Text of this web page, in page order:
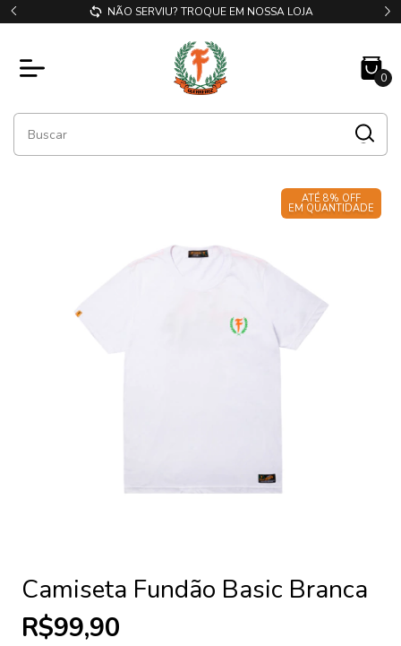
NÃO SERVIU? TROQUE EM NOSSA LOJA
0
ATÉ 8% OFF
EM QUANTIDADE
Camiseta Fundão Basic Branca
R$99,90